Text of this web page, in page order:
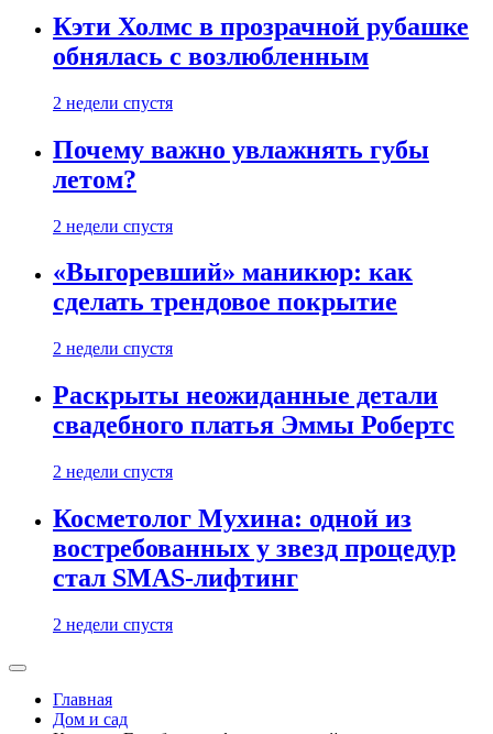
Кэти Холмс в прозрачной рубашке
обнялась с возлюбленным
2 недели спустя
Почему важно увлажнять губы
летом?
2 недели спустя
«Выгоревший» маникюр: как
сделать трендовое покрытие
2 недели спустя
Раскрыты неожиданные детали
свадебного платья Эммы Робертс
2 недели спустя
Косметолог Мухина: одной из
востребованных у звезд процедур
стал SMAS-лифтинг
2 недели спустя
Главная
Дом и сад